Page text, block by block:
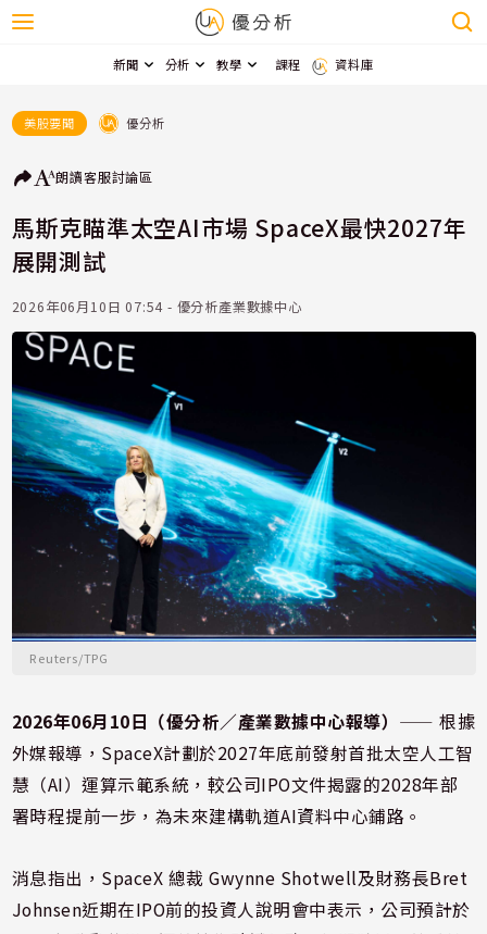
新聞 分析 教學 課程 資料庫
美股要聞 優分析
朗讀客服討論區
馬斯克瞄準太空AI市場 SpaceX最快2027年
展開測試
2026年06月10日 07:54 - 優分析產業數據中心
Reuters/TPG
2026年06月10日（優分析／產業數據中心報導） ⸺ 根據
外媒報導，SpaceX計劃於2027年底前發射首批太空人工智
慧（AI）運算示範系統，較公司IPO文件揭露的2028年部
署時程提前一步，為未來建構軌道AI資料中心鋪路。
消息指出，SpaceX 總裁 Gwynne Shotwell及財務長Bret
Johnsen近期在IPO前的投資人說明會中表示，公司預計於